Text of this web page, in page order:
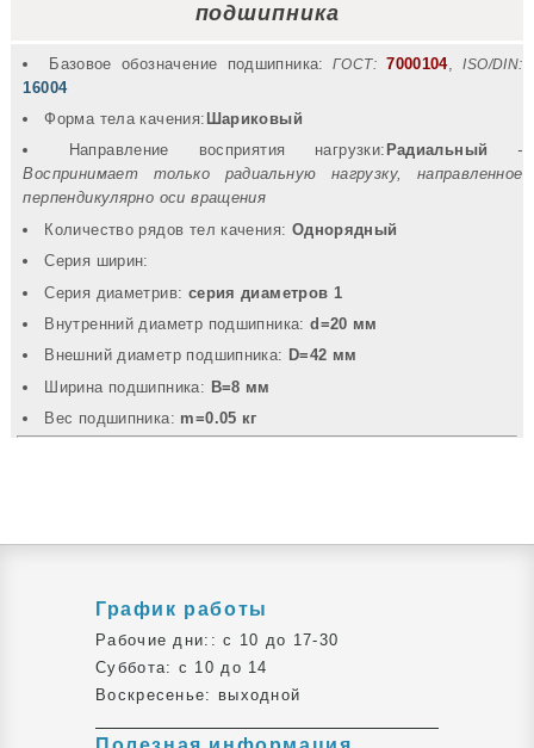
подшипника
Базовое обозначение подшипника: ГОСТ: 7000104,ISO/DIN:
16004
Форма тела качения: Шариковый
Направление восприятия нагрузки: Радиальный
-
Воспринимает только радиальную нагрузку, направленное
перпендикулярно оси вращения
Количество рядов тел качения: Однорядный
Серия ширин:
Серия диаметрив: серия диаметров 1
Внутренний диаметр подшипника:d=20 мм
Внешний диаметр подшипника: D=42 мм
Ширина подшипника: B=8 мм
Вec подшипника: m=0.05 кг
График работы
Рабочие дни:: c 10 до 17-30
Суббота: c 10 до 14
Воскресенье: выходной